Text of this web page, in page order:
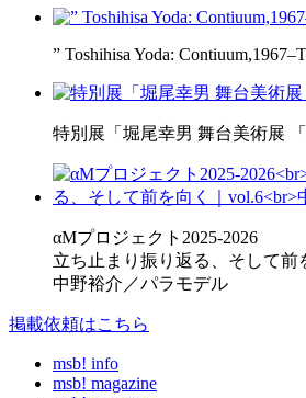
” Toshihisa Yoda:
特別展「堀尾幸男 舞台美術展
αMプロジェクト2025-2026
立ち止まり振り返る、そして前
中野裕介／パラモデル
掲載依頼はこちら
msb! info
msb! magazine